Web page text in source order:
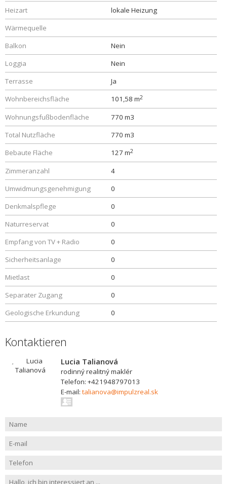
Heizart
lokale Heizung
Wärmequelle
Balkon
Nein
Loggia
Nein
Terrasse
Ja
Wohnbereichsfläche
101,58 m2
Wohnungsfußbodenfläche
770 m3
Total Nutzfläche
770 m3
Bebaute Fläche
127 m2
Zimmeranzahl
4
Umwidmungsgenehmigung
0
Denkmalspflege
0
Naturreservat
0
Empfang von TV + Radio
0
Sicherheitsanlage
0
Mietlast
0
Separater Zugang
0
Geologische Erkundung
0
Kontaktieren
Lucia Talianová
rodinný realitný maklér
Telefon: +421948797013
E-mail: talianova@impulzreal.sk